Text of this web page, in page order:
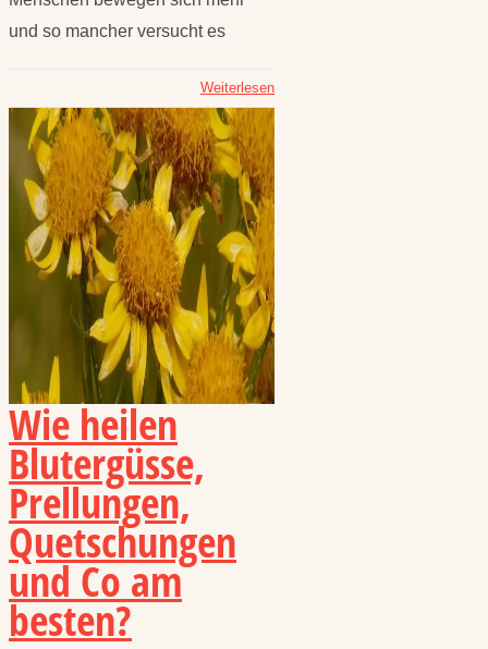
und so mancher versucht es
Weiterlesen
Wie heilen
Blutergüsse,
Prellungen,
Quetschungen
und Co am
besten?